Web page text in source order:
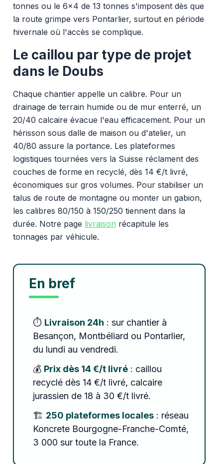
tonnes ou le 6x4 de 13 tonnes s'imposent dès que
la route grimpe vers Pontarlier, surtout en période
hivernale où l'accès se complique.
Le caillou par type de projet
dans le Doubs
Chaque chantier appelle un calibre. Pour un
drainage de terrain humide ou de mur enterré, un
20/40 calcaire évacue l'eau efficacement. Pour un
hérisson sous dalle de maison ou d'atelier, un
40/80 assure la portance. Les plateformes
logistiques tournées vers la Suisse réclament des
couches de forme en recyclé, dès 14 €/t livré,
économiques sur gros volumes. Pour stabiliser un
talus de route de montagne ou monter un gabion,
les calibres 80/150 à 150/250 tiennent dans la
durée. Notre page livraison récapitule les
tonnages par véhicule.
En bref
⏱️ Livraison 24h : sur chantier à
Besançon, Montbéliard ou Pontarlier,
du lundi au vendredi.
💰 Prix dès 14 €/t livré: caillou
recyclé dès 14 €/t livré, calcaire
jurassien de 18 à 30 €/t livré.
🏗️ 250 plateformes locales: réseau
Koncrete Bourgogne-Franche-Comté,
3 000 sur toute la France.